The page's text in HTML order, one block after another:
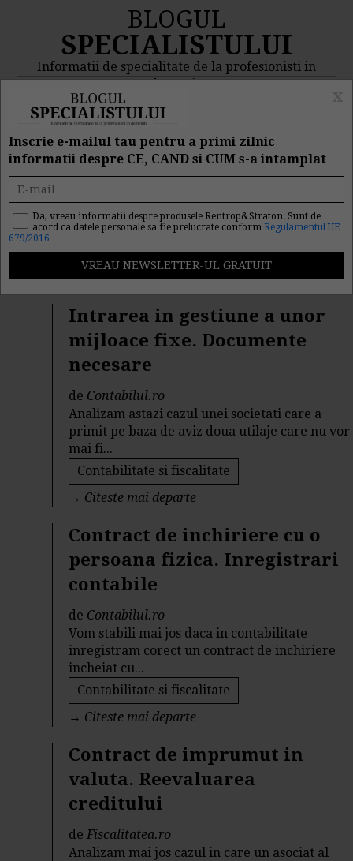
BLOGUL
SPECIALISTULUI
Informatii de specialitate de la profesionisti in
domeniu
MENIU
Rezultat cautare "omfp
3055/2009"
Cautarea facuta dupa cuvantul/sirul de cuvinte "
3055/2009" a returnat 102 articole.
Intrarea in gestiune a unor
mijloace fixe. Documente
necesare
de Contabilul.ro
Analizam astazi cazul unei societati care a
primit pe baza de aviz doua utilaje care nu vor
mai fi...
Contabilitate si fiscalitate
→ Citeste mai departe
Contract de inchiriere cu o
persoana fizica. Inregistrari
contabile
de Contabilul.ro
Vom stabili mai jos daca in contabilitate
inregistram corect un contract de inchiriere
incheiat cu...
Contabilitate si fiscalitate
→ Citeste mai departe
Contract de imprumut in
valuta. Reevaluarea
creditului
deFiscalitatea.ro
Analizam mai jos cazul in care un asociat al
Inscrie e-mailul tau pentru a primi zilnic
informatii despre CE, CAND si CUM s-a intamplat
Da, vreau informatii despre produsele Rentrop&Straton. Sunt de
acord ca datele personale sa fie prelucrate conform Regulamentul UE
679/2016